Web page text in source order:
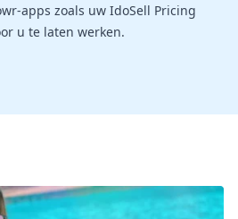
apps zoals uw IdoSell Pricing
u te laten werken.